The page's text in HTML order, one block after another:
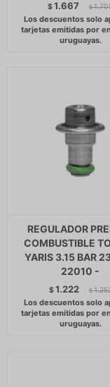
$1.667 $
REGULADOR
COMBUSTIBLE
YARIS 3.15 BAR
22010 -
$1.222 $